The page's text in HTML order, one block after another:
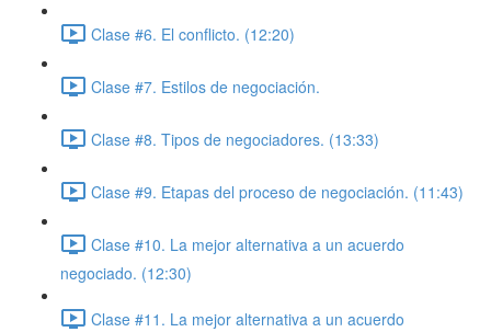
Clase #6. El conflicto. (12:20)
Clase #7. Estilos de negociación.
Clase #8. Tipos de negociadores. (13:33)
Clase #9. Etapas del proceso de negociación. (11:43)
Clase #10. La mejor alternativa a un acuerdo
negociado. (12:30)
Clase #11. La mejor alternativa a un acuerdo